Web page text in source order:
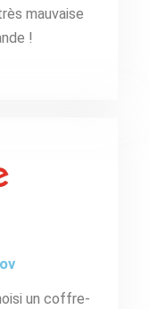
mauvaise
!
un coffre-